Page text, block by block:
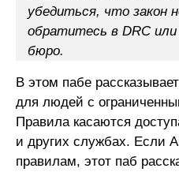
убедиться, что закон
обратитесь в DRC или
бюро.
В этом пабе
для людей с
Правила касаются
и других службах. Если
правилам, этот паб